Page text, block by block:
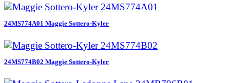
24MS774A01 Maggie Sottero-Kyler
24MS774B02 Maggie Sottero-Kyler